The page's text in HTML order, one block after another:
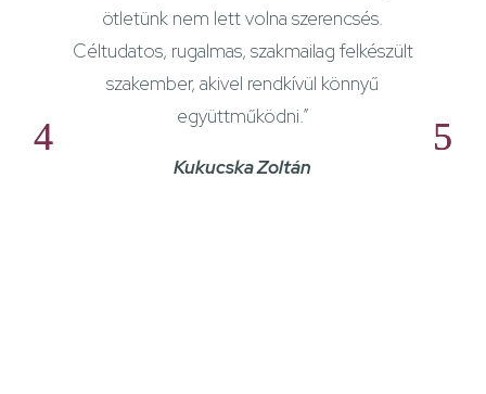
ötletünk nem lett volna szerencsés.
Céltudatos, rugalmas, szakmailag felkészült
szakember, akivel rendkívül könnyű
együttműködni.”
Kukucska Zoltán